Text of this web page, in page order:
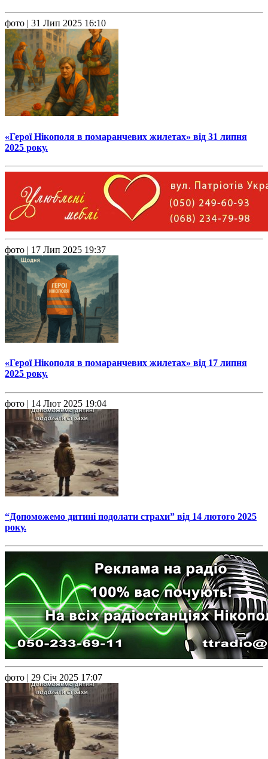
фото | 31 Лип 2025 16:10
«Герої Нікополя в помаранчевих жилетах» від 31 липня
2025 року.
фото | 17 Лип 2025 19:37
«Герої Нікополя в помаранчевих жилетах» від 17 липня
2025 року.
фото | 14 Лют 2025 19:04
“Допоможемо дитині подолати страхи” від 14 лютого 2025
року.
фото | 29 Січ 2025 17:07